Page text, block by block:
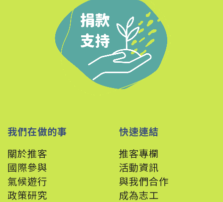
我們在做的事
關於推客
國際參與
氣候遊行
政策研究
快速連結
推客專欄
活動資訊
與我們合作
成為志工